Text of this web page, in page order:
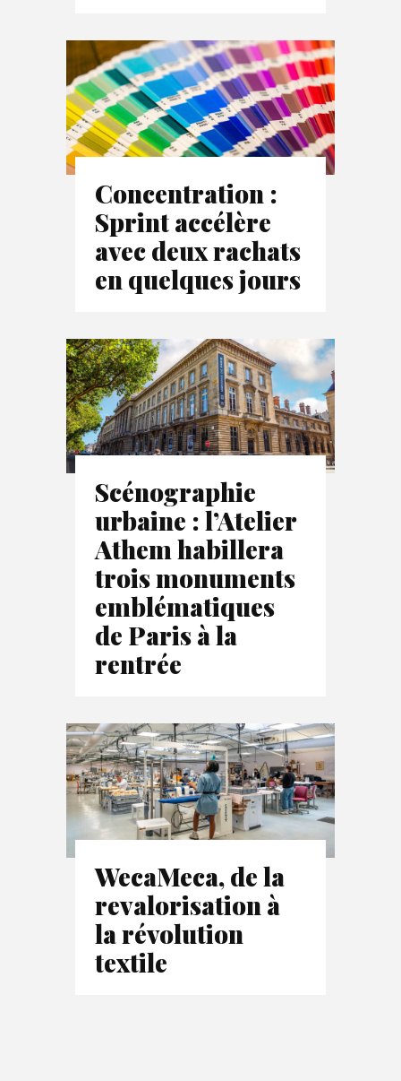
Concentration :
Sprint accélère
avec deux rachats
en quelques jours
Scénographie
urbaine : l’Atelier
Athem habillera
trois monuments
emblématiques
de Paris à la
rentrée
WecaMeca, de la
revalorisation à
la révolution
textile